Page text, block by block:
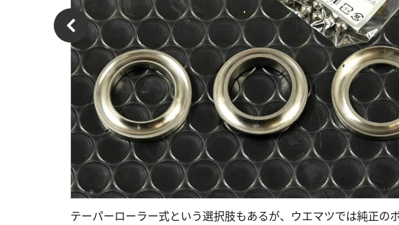
テーパーローラー式という選択肢もあるが、ウエマツでは純正の